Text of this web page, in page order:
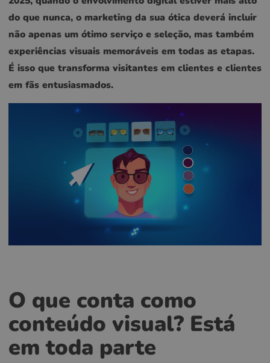
do que nunca, o marketing da sua ótica deverá incluir
não apenas um ótimo serviço e seleção, mas também
experiências visuais memoráveis em todas as etapas.
É isso que transforma visitantes em clientes e clientes
em fãs entusiasmados.
O que conta como
conteúdo visual? Está
em toda parte